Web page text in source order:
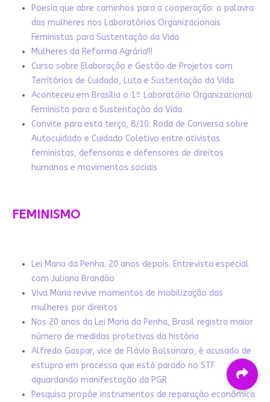
Poesia que abre caminhos para a cooperação: a palavra
das mulheres nos Laboratórios Organizacionais
Feministas para Sustentação da Vida
Mulheres da Reforma Agrária!!!
Curso sobre Elaboração e Gestão de Projetos com
Territórios de Cuidado, Luta e Sustentação da Vida
Aconteceu em Brasília o 1º Laboratório Organizacional
Feminista para a Sustentação da Vida
Convite para esta terça, 8/10: Roda de Conversa sobre
Autocuidado e Cuidado Coletivo entre ativistas
feministas, defensoras e defensores de direitos
humanos e movimentos sociais
FEMINISMO
Lei Maria da Penha. 20 anos depois. Entrevista especial
com Juliana Brandão
Viva Maria revive momentos de mobilização das
mulheres por direitos
Nos 20 anos da Lei Maria da Penha, Brasil registra maior
número de medidas protetivas da história
Alfredo Gaspar, vice de Flávio Bolsonaro, é acusado de
estupro em processo que está parado no STF
aguardando manifestação da PGR
Pesquisa propõe instrumentos de reparação econômica